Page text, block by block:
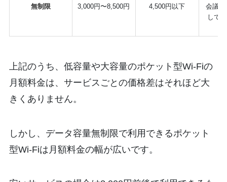
無制限 3,000円〜8,500円 4,500円以下
会議な
して
上記のうち、低容量や大容量のポケット型Wi-Fiの
月額料金は、サービスごとの価格差はそれほど大
きくありません。
しかし、データ容量無制限で利用できるポケット
型Wi-Fiは月額料金の幅が広いです。